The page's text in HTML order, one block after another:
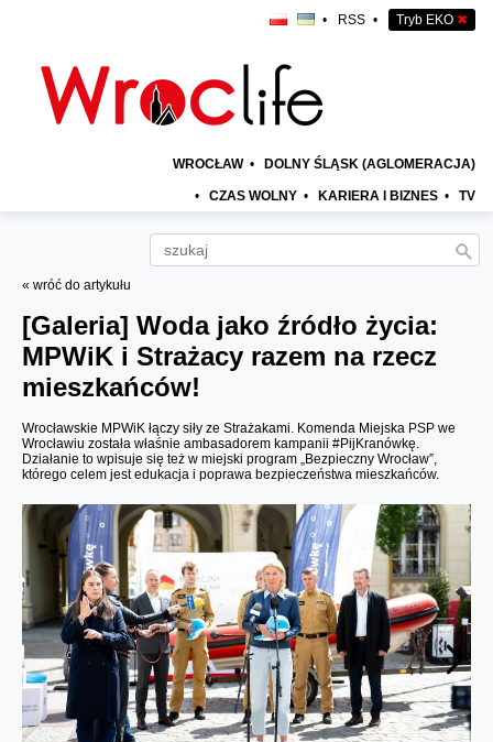
• RSS • Tryb EKO ✖
WROCŁAW • DOLNY ŚLĄSK (AGLOMERACJA)
• CZAS WOLNY • KARIERA I BIZNES • TV
« wróć do artykułu
[Galeria] Woda jako źródło życia:
MPWiK i Strażacy razem na rzecz
mieszkańców!
Wrocławskie MPWiK łączy siły ze Strażakami. Komenda Miejska PSP we
Wrocławiu została właśnie ambasadorem kampanii #PijKranówkę.
Działanie to wpisuje się też w miejski program „Bezpieczny Wrocław”,
którego celem jest edukacja i poprawa bezpieczeństwa mieszkańców.